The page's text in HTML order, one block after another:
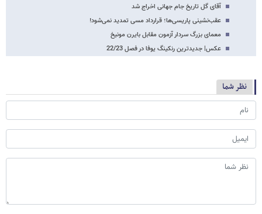
آقای گل تاریخ جام جهانی اخراج شد
عقب‌نشینی پاریسی‌ها؛ قرارداد مسی تمدید نمی‌شود!
معمای بزرگ سردار آزمون مقابل بایرن مونیخ
عکس| جدیدترین رنکینگ یوفا در فصل 22/23
نظر شما